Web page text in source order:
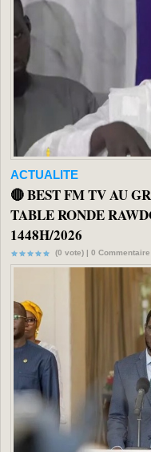
ACTUALITE
🔴 BEST FM TV AU
TABLE RONDE
1448H/2026
(0 vote) | 0 Commentaire